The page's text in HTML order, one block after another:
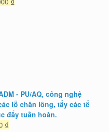
- PU/AQ, công nghệ
lỗ chân lông, tẩy các tế
đẩy tuần hoàn.
₫Giá